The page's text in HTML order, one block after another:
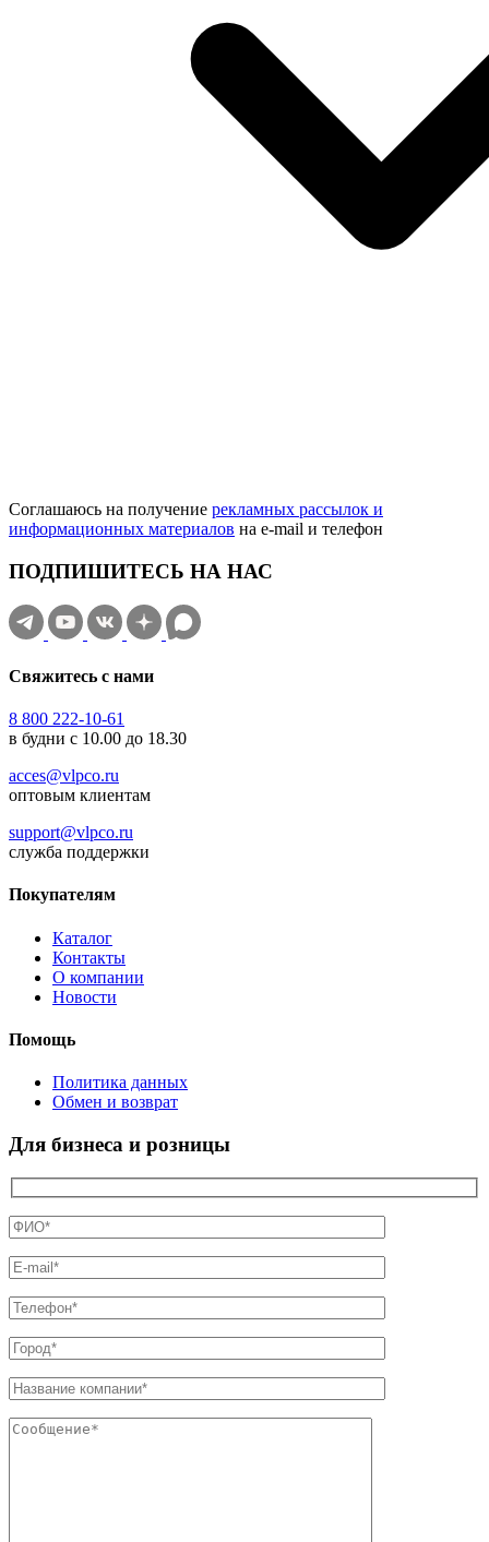
Соглашаюсь на получение рекламных рассылок и
информационных материалов на e‑mail и телефон
ПОДПИШИТЕСЬ НА НАС
Свяжитесь с нами
8 800 222-10-61
в будни с 10.00 до 18.30
acces@vlpco.ru
оптовым клиентам
support@vlpco.ru
служба поддержки
Покупателям
Каталог
Контакты
О компании
Новости
Помощь
Политика данных
Обмен и возврат
Для бизнеса и розницы